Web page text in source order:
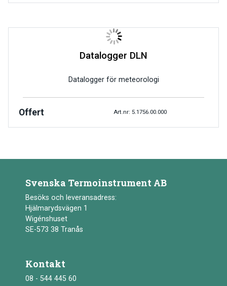
Datalogger DLN
Datalogger för meteorologi
Offert Art.nr: 5.1756.00.000
Svenska Termoinstrument AB
Besöks och leveransadress:
Hjälmarydsvägen 1
Wigénshuset
SE-573 38 Tranås
Kontakt
08 - 544 445 60